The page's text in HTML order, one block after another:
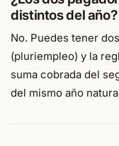
distintos del año?
No. Puedes tener
(pluriempleo) y la
suma cobrada del
del mismo año